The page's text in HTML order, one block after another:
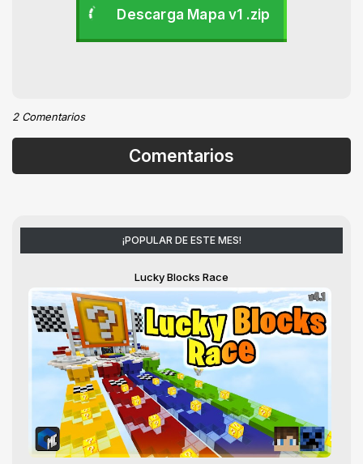
Descarga Mapa v1 .zip
2 Comentarios
Comentarios
¡POPULAR DE ESTE MES!
Lucky Blocks Race